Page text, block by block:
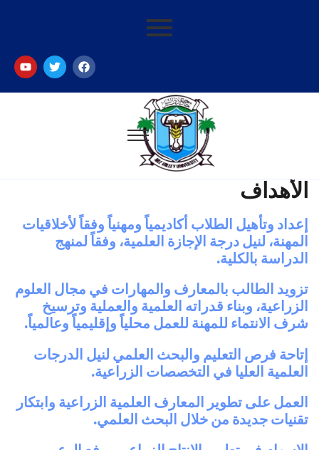
الأهداف
إعداد وتأهيل الطلاب أكاديمياً ومهنياً وفقاً لأخلاقيات
المهنة، لنيل درجة الإجازة العلمية، وفقاً لمنهج
الدراسة بالكلية.
تزويد الطالب بالمعارف والمهارات في مجال العلوم
الزراعية، وبناء قدراته العلمية والعملية وترسيخ
شرف الانتماء للمهنة للعمل محلياً وإقليمياً وعالمياً.
إتاحة فرص التعليم والبحث العلمي لنيل الدرجات
العلمية العليا في التخصصات الزراعية.
العمل على تطوير المعارف العلمية الزراعية وابتكار
تقنيات جديدة من خلال البحث العلمي.